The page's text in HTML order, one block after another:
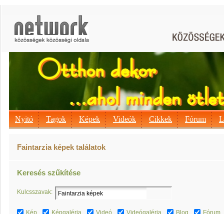
Nyitó Tagok Képek Videók Cikkek Fórum
Faintarzia képek találatok
Keresés szűkítése
Kulcsszavak:
Kép Képgaléria Videó Videógaléria Blog Fórum